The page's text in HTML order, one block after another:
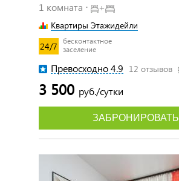
1 комната ⋅
+
Квартиры Этажидейли
24/7
бесконтактное
заселение
Превосходно 4.9 12 отзывов
3 500 руб./сутки
ЗАБРОНИРОВАТЬ